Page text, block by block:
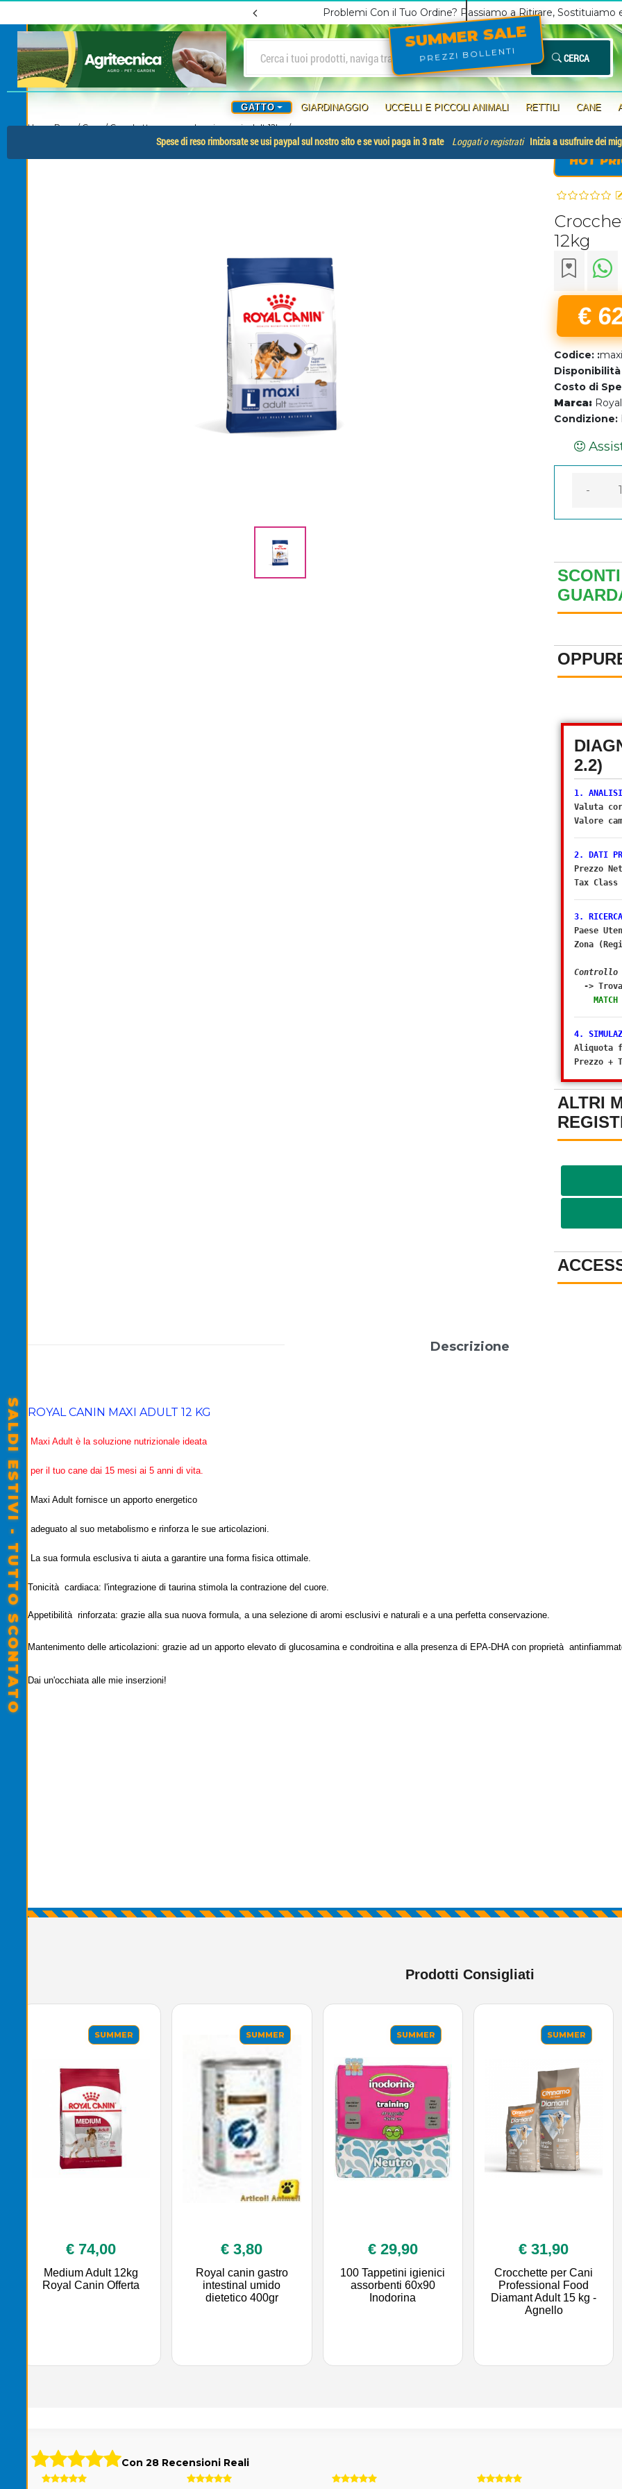
SUMMER SALE
PREZZI BOLLENTI
Problemi Con il Tuo Ordine? Passiamo a Ritirare, Sostituiamo
CERCA
GATTO GIARDINAGGIO UCCELLI E PICCOLI ANIMALI RETTILI CANE
Spese di reso rimborsate se usi paypal sul nostro sito e se vuoi paga in 3 rate Loggati o registrati Inizia a usufruire dei
Home Page/Cane/Crocchette cane royal canin maxi adult 12kg/
HOT
12kg
€
Codice: :
Disponibilità
Costo di
Marca:
Condizione:
-
2.2)
1. ANALISI
Valuta
Valore
2. DATI
Prezzo
Tax
3.
Paese
Zona
Controllo
->
4.
Aliquota
Prezzo +
ALTRI
Descrizione
ROYAL CANIN MAXI ADULT 12 KG
Maxi Adult è la soluzione nutrizionale ideata
per il tuo cane dai 15 mesi ai 5 anni di vita.
Maxi Adult fornisce un apporto energetico
adeguato al suo metabolismo e rinforza le sue articolazioni.
La sua formula esclusiva ti aiuta a garantire una forma fisica ottimale.
Tonicità cardiaca: l'integrazione di taurina stimola la contrazione del cuore.
Appetibilità rinforzata: grazie alla sua nuova formula, a una selezione di aromi esclusivi e naturali e a una perfetta conservazione.
Mantenimento delle articolazioni: grazie ad un apporto elevato di glucosamina e condroitina e alla presenza di EPA-DHA con proprietà
Dai un'occhiata alle mie inserzioni!
Prodotti Consigliati
SUMMER
€ 74,00
Medium Adult 12kg
Royal Canin Offerta
SUMMER
€ 3,80
Royal canin gastro
intestinal umido
dietetico 400gr
SUMMER
€ 29,90
100 Tappetini igienici
assorbenti 60x90
Inodorina
SUMMER
€ 31,90
Crocchette per Cani
Professional Food
Diamant Adult 15 kg -
Agnello
Con 28 Recensioni Reali
SALDI ESTIVI - TUTTO SCONTATO